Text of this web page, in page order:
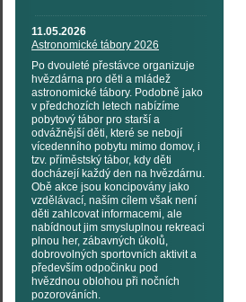
11.05.2026
Astronomické tábory 2026
Po dvouleté přestávce organizuje
hvězdárna pro děti a mládež
astronomické tábory. Podobně jako
v předchozích letech nabízíme
pobytový tábor pro starší a
odvážnější děti, které se nebojí
vícedenního pobytu mimo domov, i
tzv. příměstský tábor, kdy děti
docházejí každý den na hvězdárnu.
Obě akce jsou koncipovány jako
vzdělávací, naším cílem však není
děti zahlcovat informacemi, ale
nabídnout jim smysluplnou rekreaci
plnou her, zábavných úkolů,
dobrovolných sportovních aktivit a
především odpočinku pod
hvězdnou oblohou při nočních
pozorováních.